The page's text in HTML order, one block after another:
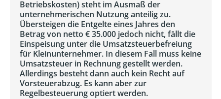
Betriebskosten) steht im Ausmaß der
unternehmerischen Nutzung anteilig zu.
Übersteigen die Entgelte eines Jahres den
Betrag von netto € 35.000 jedoch nicht, fällt die
Einspeisung unter die Umsatzsteuerbefreiung
für Kleinunternehmer. In diesem Fall muss keine
Umsatzsteuer in Rechnung gestellt werden.
Allerdings besteht dann auch kein Recht auf
Vorsteuerabzug. Es kann aber zur
Regelbesteuerung optiert werden.